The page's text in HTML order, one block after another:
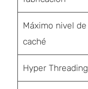
Máximo nivel de
caché
Hyper Threading